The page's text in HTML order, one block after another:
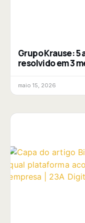
Grupo Krause: 5
resolvido em 3
maio 15, 2026